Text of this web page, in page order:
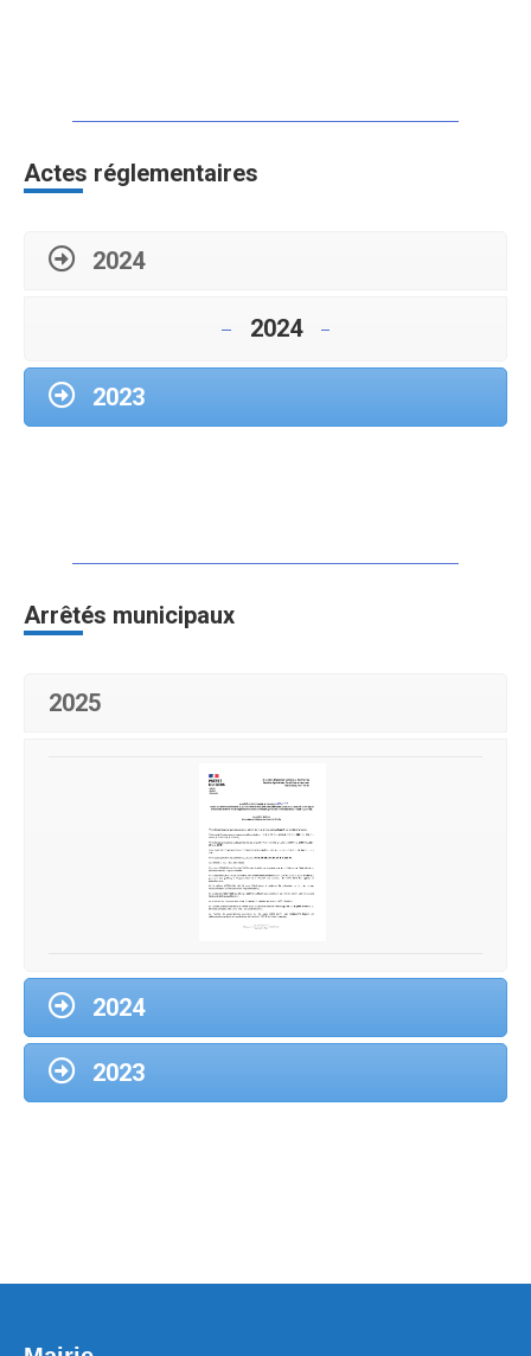
Actes réglementaires
2024
2024
2023
Arrêtés municipaux
2025
2025-04-25
2024
2023